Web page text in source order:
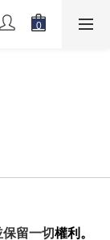
留一切權利。